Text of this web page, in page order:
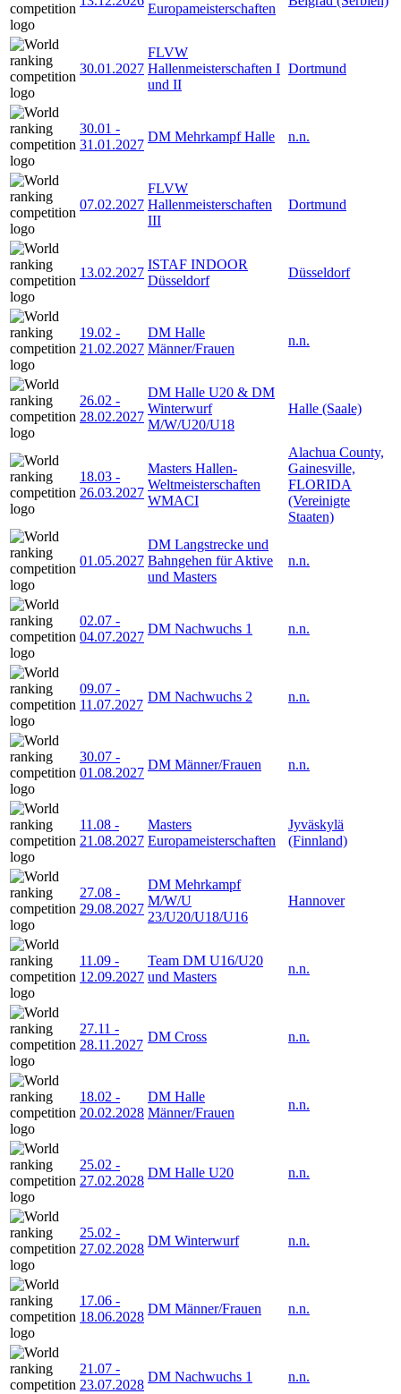
Europameisterschaften
30.01.2027
FLVW
Hallenmeisterschaften I
und II
Dortmund
30.01 -
31.01.2027
DM Mehrkampf Halle n.n.
07.02.2027
FLVW
Hallenmeisterschaften
III
Dortmund
13.02.2027
ISTAF INDOOR
Düsseldorf
Düsseldorf
19.02 -
21.02.2027
DM Halle
Männer/Frauen
n.n.
26.02 -
28.02.2027
DM Halle U20 & DM
Winterwurf
M/W/U20/U18
Halle (Saale)
18.03 -
26.03.2027
Masters Hallen-
Weltmeisterschaften
WMACI
Alachua County,
Gainesville,
FLORIDA
(Vereinigte
Staaten)
01.05.2027
DM Langstrecke und
Bahngehen für Aktive
und Masters
n.n.
02.07 -
04.07.2027
DM Nachwuchs 1 n.n.
09.07 -
11.07.2027
DM Nachwuchs 2 n.n.
30.07 -
01.08.2027
DM Männer/Frauen n.n.
11.08 -
21.08.2027
Masters
Europameisterschaften
Jyväskylä
(Finnland)
27.08 -
29.08.2027
DM Mehrkampf
M/W/U
23/U20/U18/U16
Hannover
11.09 -
12.09.2027
Team DM U16/U20
und Masters
n.n.
27.11 -
28.11.2027
DM Cross n.n.
18.02 -
20.02.2028
DM Halle
Männer/Frauen
n.n.
25.02 -
27.02.2028
DM Halle U20 n.n.
25.02 -
27.02.2028
DM Winterwurf n.n.
17.06 -
18.06.2028
DM Männer/Frauen n.n.
21.07 -
23.07.2028
DM Nachwuchs 1 n.n.